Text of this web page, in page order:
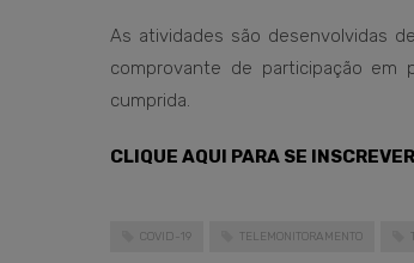
As atividades são desenvolvidas
comprovante de participação em
cumprida.
CLIQUE AQUI PARA SE INSCREVER
COVID-19 TELEMONITORAMENTO